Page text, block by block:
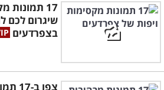
17
שיגרום לכם
בצפרדעים
צפו